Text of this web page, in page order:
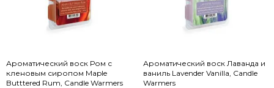
Ароматический воск Ром с
кленовым сиропом Maple
Butttered Rum, Candle Warmers
Ароматический воск Лаванда и
ваниль Lavender Vanilla, Candle
Warmers